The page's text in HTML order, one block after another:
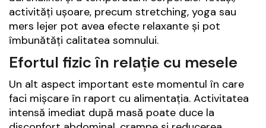
activități ușoare, precum stretching, yoga sau
mers lejer pot avea efecte relaxante și pot
îmbunătăți calitatea somnului.
Efortul fizic în relație cu mesele
Un alt aspect important este momentul în care
faci mișcare în raport cu alimentația. Activitatea
intensă imediat după masă poate duce la